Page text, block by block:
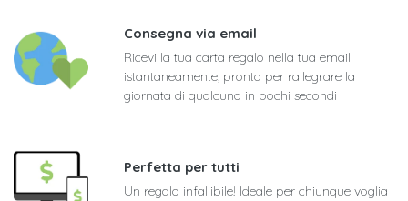
Consegna via email
Ricevi la tua carta regalo nella tua email
istantaneamente, pronta per rallegrare la
giornata di qualcuno in pochi secondi
Perfetta per tutti
Un regalo infallibile! Ideale per chiunque voglia